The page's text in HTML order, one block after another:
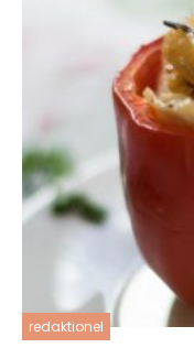
redaktionel